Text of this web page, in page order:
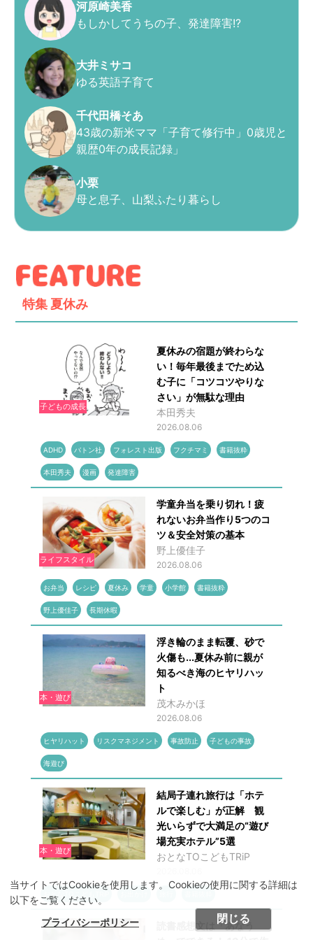
当サイトではCookieを使用します。Cookieの使用に関する詳細は
以下をご覧ください。
プライバシーポリシー
閉じる
河原崎美香
もしかしてうちの子、発達障害!?
大井ミサコ
ゆる英語子育て
千代田橋そあ
43歳の新米ママ「子育て修行中」0歳児と
親歴0年の成長記録」
小栗
母と息子、山梨ふたり暮らし
特集 夏休み
子どもの成長
夏休みの宿題が終わらな
い！毎年最後までため込
む子に「コツコツやりな
さい」が無駄な理由
本田秀夫
2026.08.06
ADHD バトン社 フォレスト出版 フクチマミ 書籍抜粋
本田秀夫 漫画 発達障害
ライフスタイル
学童弁当を乗り切れ！疲
れないお弁当作り5つのコ
ツ＆安全対策の基本
野上優佳子
2026.08.06
お弁当 レシピ 夏休み 学童 小学館 書籍抜粋
野上優佳子 長期休暇
本・遊び
浮き輪のまま転覆、砂で
火傷も...夏休み前に親が
知るべき海のヒヤリハッ
ト
茂木みかほ
2026.08.06
ヒヤリハット リスクマネジメント 事故防止 子どもの事故
海遊び
本・遊び
結局子連れ旅行は「ホテ
ルで楽しむ」が正解 観
光いらずで大満足の“遊び
場充実ホテル”5選
おとなTOこどもTRiP
読書感想文は「あなう